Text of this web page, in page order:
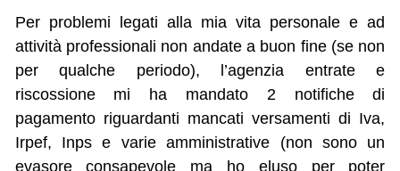
Per problemi legati alla mia vita personale e ad
attività professionali non andate a buon fine (se non
per qualche periodo), l’agenzia entrate e
riscossione mi ha mandato 2 notifiche di
pagamento riguardanti mancati versamenti di Iva,
Irpef, Inps e varie amministrative (non sono un
evasore consapevole ma ho eluso per poter